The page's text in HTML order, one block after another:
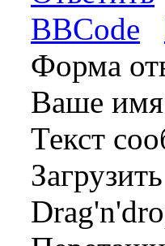
BBCode
Форма
Ваше имя
Текст